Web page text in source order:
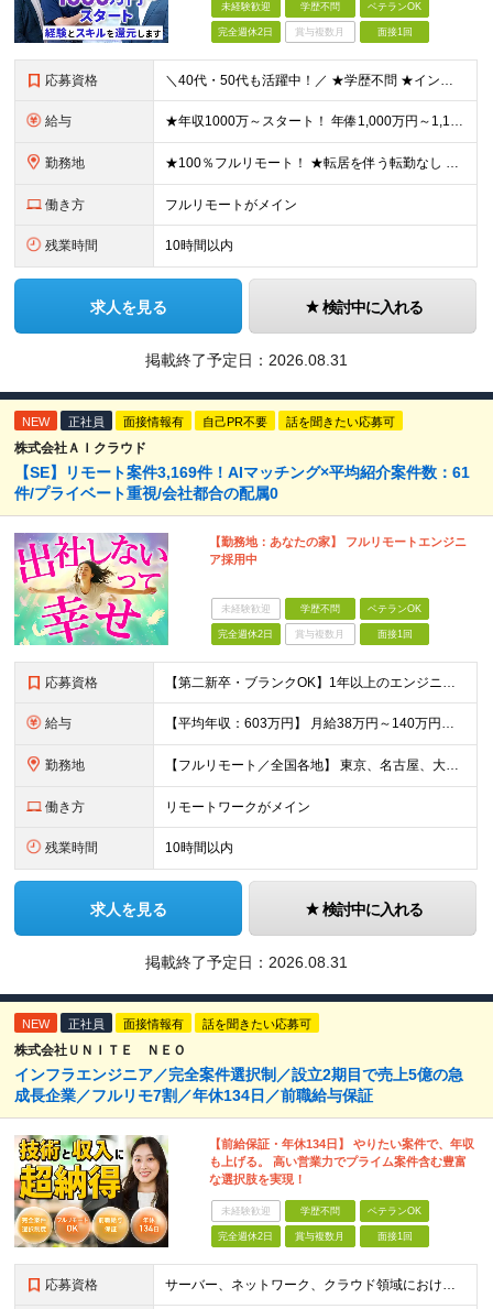
未経験歓迎 学歴不問 ベテランOK
完全週休2日 賞与複数月 面接1回
応募資格 ＼40代・50代も活躍中！／ ★学歴不問 ★インフラエンジニアの経験を5年以上お持ちの方 ≪こんな方にピッタリです！≫ ◎自身の市場価値を正当に評価してほしい ◎今より年収をアップさせたい ◎多彩な
給与 ★年収1000万～スタート！ 年俸1,000万円～1,162万8,000円（12分割） ※経験・スキルを考慮の上決定します ※上記金額には固定残業代（月30h分・158,400円～184,000円
勤務地 ★100％フルリモート！ ★転居を伴う転勤なし 本社またはプロジェクト先にて勤務いただきます！ ※プロジェクト先は一都三県及び23区内がメイン 【本社】 東京都新宿区神楽坂1-2 研究社英語センタ
働き方 フルリモートがメイン
残業時間 10時間以内
求人を見る 検討中に入れる
掲載終了予定日： 2026.08.31
NEW 正社員 面接情報有 自己PR不要 話を聞きたい応募可
株式会社ＡＩクラウド
【SE】リモート案件3,169件！AIマッチング×平均紹介案件数：61
件/プライベート重視/会社都合の配属0
【勤務地：あなたの家】 フルリモートエンジニ
ア採用中
未経験歓迎 学歴不問 ベテランOK
完全週休2日 賞与複数月 面接1回
応募資格 【第二新卒・ブランクOK】1年以上のエンジニア経験がある方(開発・インフラ・工程・言語一切不問） 文理・学歴不問 【歓迎条件】 ◆AI・クラウド案件に参画したい方 ◆下流工程から上流工程へステップア
給与 【平均年収：603万円】 月給38万円～140万円＋諸手当（経験者） 【平均年収603万円】 ※案件の契約内容や昇給額などはすべて開示します。 ※経験や能力を考慮し決定します。 ※月給には固定残業
勤務地 【フルリモート／全国各地】 東京、名古屋、大阪、福岡を中心とした全国のプロジェクトにアサイン。 ※プロジェクトは完全選択制です。 ※フルリモート、ハイブリッド型、常駐案件から自由に選択可能です。 ※転
働き方 リモートワークがメイン
残業時間 10時間以内
求人を見る 検討中に入れる
掲載終了予定日： 2026.08.31
NEW 正社員 面接情報有 話を聞きたい応募可
株式会社ＵＮＩＴＥ ＮＥＯ
インフラエンジニア／完全案件選択制／設立2期目で売上5億の急
成長企業／フルリモ7割／年休134日／前職給与保証
【前給保証・年休134日】 やりたい案件で、年収
も上げる。 高い営業力でプライム案件含む豊富
な選択肢を実現！
未経験歓迎 学歴不問 ベテランOK
完全週休2日 賞与複数月 面接1回
応募資格 サーバー、ネットワーク、クラウド領域におけるインフラエンジニアとしての何らかの実務経験（年数不問） ※設計、構築、運用保守、監視等 少しでも実務経験があれば、まずは気軽にエントリーしてみてください！